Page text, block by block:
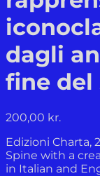
dagli
fine del
200,00 kr.
Edizioni Charta,
Spine with a
in Italian and